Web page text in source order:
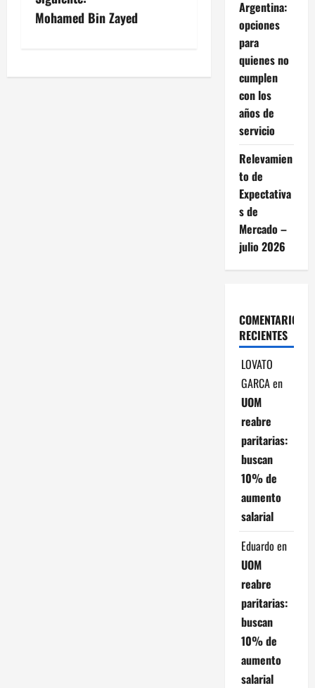
v
g
Mohamed Bin Zayed
Argentina:
opciones
para
quienes no
cumplen
con los
años de
servicio
Relevamien
to de
Expectativa
s de
Mercado –
julio 2026
COMENTARIOS
RECIENTES
LOVATO
GARCAen
UOM
reabre
paritarias:
buscan
10% de
aumento
salarial
Eduardo en
UOM
reabre
paritarias:
buscan
10% de
aumento
salarial